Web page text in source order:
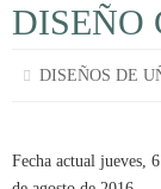
DISEÑO
DISEÑOS DE
Fecha actual jueves,